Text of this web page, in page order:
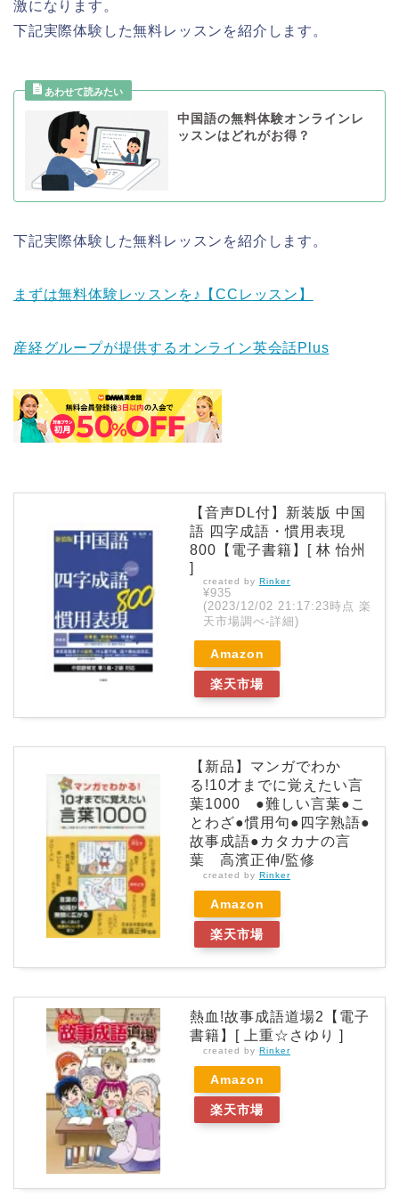
激になります。
下記実際体験した無料レッスンを紹介します。
中国語の無料体験オンラインレ
ッスンはどれがお得？
下記実際体験した無料レッスンを紹介します。
まずは無料体験レッスンを♪【CCレッスン】
産経グループが提供するオンライン英会話Plus
【音声DL付】新装版 中国
語 四字成語・慣用表現
800【電子書籍】[ 林 怡州
]
created by Rinker
¥935
(2023/12/02 21:17:23時点 楽
天市場調べ-詳細)
Amazon
楽天市場
【新品】マンガでわか
る!10才までに覚えたい言
葉1000 ●難しい言葉●こ
とわざ●慣用句●四字熟語●
故事成語●カタカナの言
葉 高濱正伸/監修
created by Rinker
Amazon
楽天市場
熱血!故事成語道場2【電子
書籍】[ 上重☆さゆり ]
created by Rinker
Amazon
楽天市場